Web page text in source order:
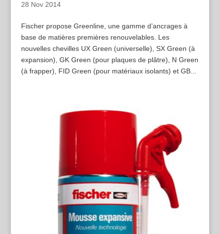
28 Nov 2014
Fischer propose Greenline, une gamme d’ancrages à
base de matières premières renouvelables. Les
nouvelles chevilles UX Green (universelle), SX Green (à
expansion), GK Green (pour plaques de plâtre), N Green
(à frapper), FID Green (pour matériaux isolants) et GB...